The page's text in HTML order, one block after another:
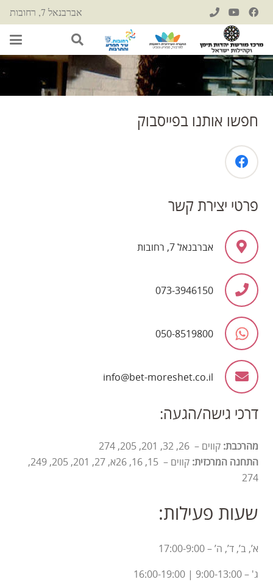
אברבנאל 7, רחובות
חפשו אותנו בפייסבוק
פרטי יצירת קשר
אברבנאל 7, רחובות
073-3946150
050-8519800
info@bet-moreshet.co.il
דרכי גישה/הגעה:
מהרכבת: קווים – 26, 32, 201, 205, 274
התחנה המרכזית:
קווים – 15, 16, 26א, 27, 201, 205, 249,
274
שעות פעילות:
א’, ב’, ד’, ה’ – 17:00-9:00
ג' – 9:00-13:00 | 16:00-19:00